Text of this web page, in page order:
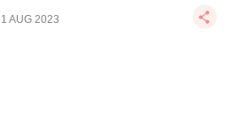
1 AUG 2023